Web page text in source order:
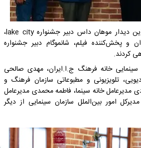
، در این دیدار موهان داس دبیر جشنواره lake city،
و پخش‌کننده فیلم، شانموگام دبیر جشنواره
کردند.
خانه فرهنگ ج.ا.ایران، مهدی صالحی
تلویزیونی و مطبوعاتی سازمان فرهنگ و
مدیرعامل خانه سینما، فاطمه محمدی مدیرعامل
امور بین‌الملل سازمان سینمایی از دیگر